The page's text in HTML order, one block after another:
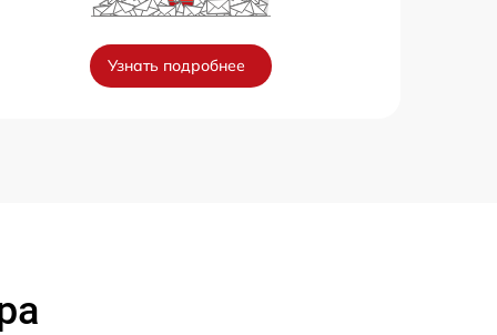
Узнать подробнее